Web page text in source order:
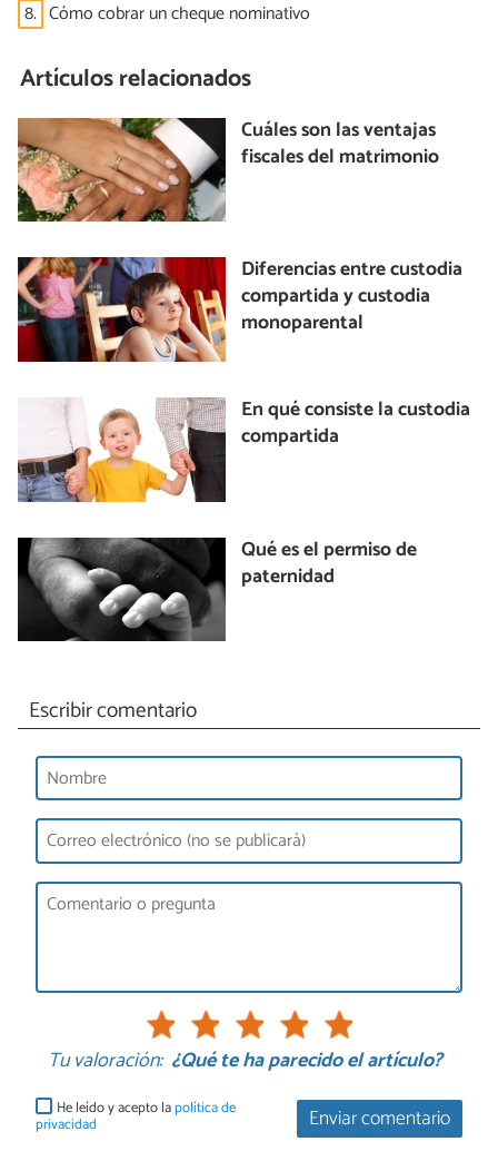
8. Cómo cobrar un cheque nominativo
Artículos relacionados
Cuáles son las ventajas
fiscales del matrimonio
Diferencias entre custodia
compartida y custodia
monoparental
En qué consiste la custodia
compartida
Qué es el permiso de
paternidad
Escribir comentario
Tu valoración: ¿Qué te ha parecido el artículo?
Enviar comentario
He leído y acepto lapolítica de
privacidad